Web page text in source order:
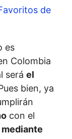
de
es
Colombia
será el
bien, ya
con el